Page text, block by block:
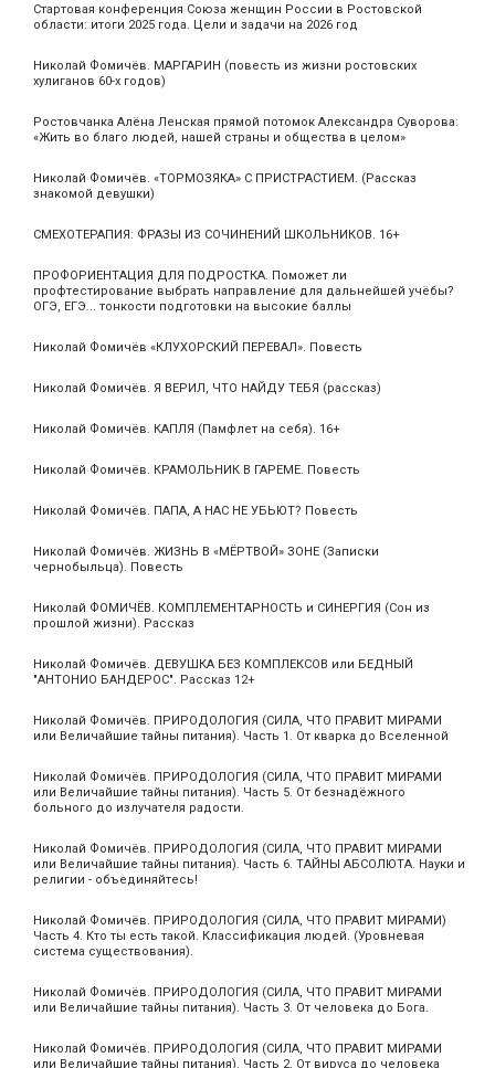
Стартовая конференция Союза женщин России в Ростовской
области: итоги 2025 года. Цели и задачи на 2026 год
Николай Фомичёв. МАРГАРИН (повесть из жизни ростовских
хулиганов 60-х годов)
Ростовчанка Алёна Ленская прямой потомок Александра Суворова:
«Жить во благо людей, нашей страны и общества в целом»
Николай Фомичёв. «ТОРМОЗЯКА» С ПРИСТРАСТИЕМ. (Рассказ
знакомой девушки)
СМЕХОТЕРАПИЯ: ФРАЗЫ ИЗ СОЧИНЕНИЙ ШКОЛЬНИКОВ. 16+
ПРОФОРИЕНТАЦИЯ ДЛЯ ПОДРОСТКА. Поможет ли
профтестирование выбрать направление для дальнейшей учёбы?
ОГЭ, ЕГЭ... тонкости подготовки на высокие баллы
Николай Фомичёв «КЛУХОРСКИЙ ПЕРЕВАЛ». Повесть
Николай Фомичёв. Я ВЕРИЛ, ЧТО НАЙДУ ТЕБЯ (рассказ)
Николай Фомичёв. КАПЛЯ (Памфлет на себя). 16+
Николай Фомичёв. КРАМОЛЬНИК В ГАРЕМЕ. Повесть
Николай Фомичёв. ПАПА, А НАС НЕ УБЬЮТ? Повесть
Николай Фомичёв. ЖИЗНЬ В «МЁРТВОЙ» ЗОНЕ (Записки
чернобыльца). Повесть
Николай ФОМИЧЁВ. КОМПЛЕМЕНТАРНОСТЬ и СИНЕРГИЯ (Сон из
прошлой жизни). Рассказ
Николай Фомичёв. ДЕВУШКА БЕЗ КОМПЛЕКСОВ или БЕДНЫЙ
"АНТОНИО БАНДЕРОС". Рассказ 12+
Николай Фомичёв. ПРИРОДОЛОГИЯ (СИЛА, ЧТО ПРАВИТ МИРАМИ
или Величайшие тайны питания). Часть 1. От кварка до Вселенной
Николай Фомичёв. ПРИРОДОЛОГИЯ (СИЛА, ЧТО ПРАВИТ МИРАМИ
или Величайшие тайны питания). Часть 5. От безнадёжного
больного до излучателя радости.
Николай Фомичёв. ПРИРОДОЛОГИЯ (СИЛА, ЧТО ПРАВИТ МИРАМИ
или Величайшие тайны питания). Часть 6. ТАЙНЫ АБСОЛЮТА. Науки и
религии - объединяйтесь!
Николай Фомичёв. ПРИРОДОЛОГИЯ (СИЛА, ЧТО ПРАВИТ МИРАМИ)
Часть 4. Кто ты есть такой. Классификация людей. (Уровневая
система существования).
Николай Фомичёв. ПРИРОДОЛОГИЯ (СИЛА, ЧТО ПРАВИТ МИРАМИ
или Величайшие тайны питания). Часть 3. От человека до Бога.
Николай Фомичёв. ПРИРОДОЛОГИЯ (СИЛА, ЧТО ПРАВИТ МИРАМИ
или Величайшие тайны питания). Часть 2. От вируса до человека